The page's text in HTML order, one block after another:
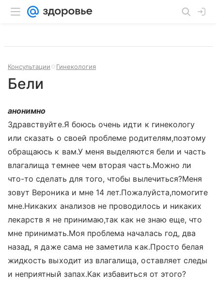
Консультации Гинекология
Бели
анонимно
Здравствуйте.Я боюсь очень идти к гинекологу
или сказать о своей проблеме родителям,поэтому
обращаюсь к вам.У меня выделяются бели и часть
влагалища темнее чем вторая часть.Можно ли
что-то сделать для того, чтобы вылечиться?Меня
зовут Вероника и мне 14 лет.Пожалуйста,помогите
мне.Никаких анализов не проводилось и никаких
лекарств я не принимаю,так как не знаю еще, что
мне принимать.Моя проблема началась год, два
назад, я даже сама не заметила как.Просто белая
жидкость выходит из влагалища, оставляет следы
и неприятный запах.Как избавиться от этого?